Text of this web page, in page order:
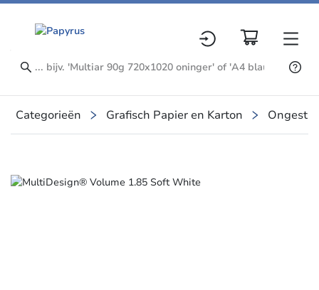
Categorieën Grafisch Papier en Karton
Slide 1 of 1